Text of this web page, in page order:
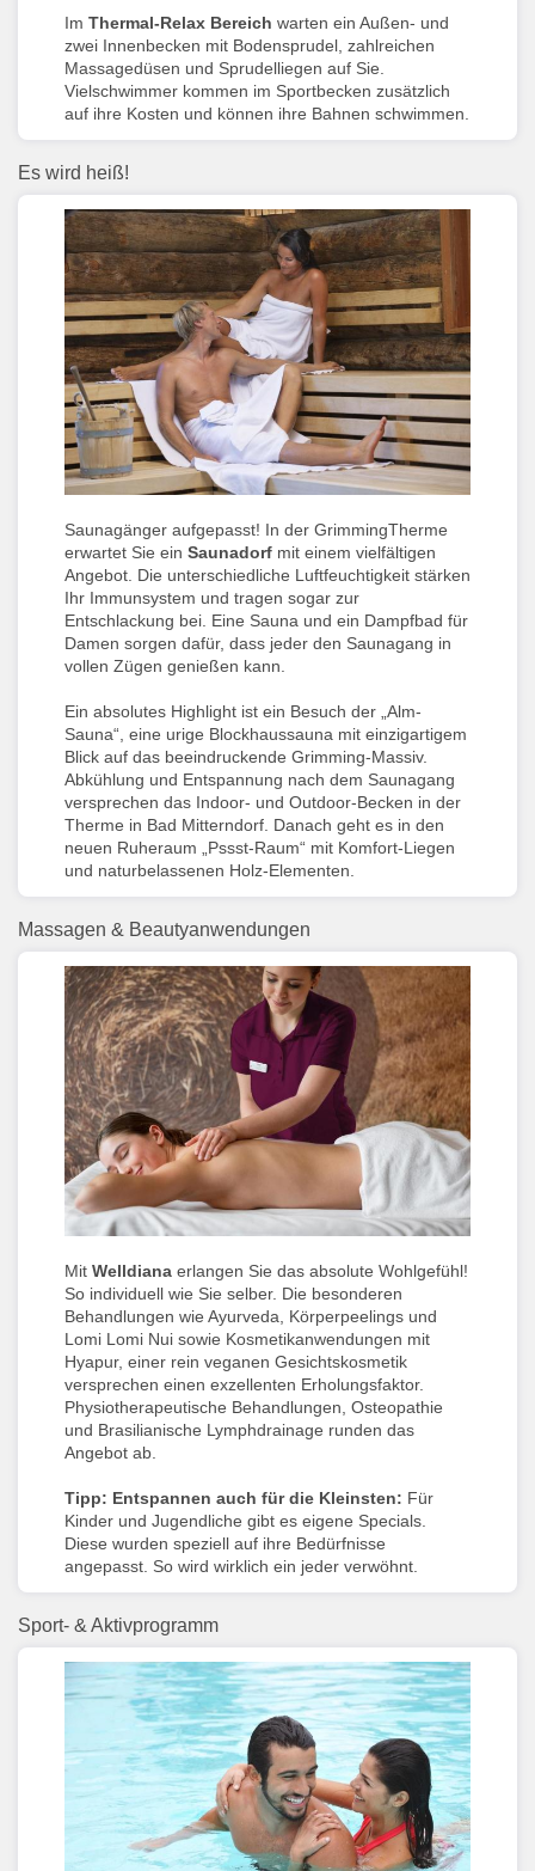
Im Thermal-Relax Bereich warten ein Außen- und
zwei Innenbecken mit Bodensprudel, zahlreichen
Massagedüsen und Sprudelliegen auf Sie.
Vielschwimmer kommen im Sportbecken zusätzlich
auf ihre Kosten und können ihre Bahnen schwimmen.
Es wird heiß!
Saunagänger aufgepasst! In der GrimmingTherme
erwartet Sie ein Saunadorf mit einem vielfältigen
Angebot. Die unterschiedliche Luftfeuchtigkeit stärken
Ihr Immunsystem und tragen sogar zur
Entschlackung bei. Eine Sauna und ein Dampfbad für
Damen sorgen dafür, dass jeder den Saunagang in
vollen Zügen genießen kann.
Ein absolutes Highlight ist ein Besuch der „Alm-
Sauna“, eine urige Blockhaussauna mit einzigartigem
Blick auf das beeindruckende Grimming-Massiv.
Abkühlung und Entspannung nach dem Saunagang
versprechen das Indoor- und Outdoor-Becken in der
Therme in Bad Mitterndorf. Danach geht es in den
neuen Ruheraum „Pssst-Raum“ mit Komfort-Liegen
und naturbelassenen Holz-Elementen.
Massagen & Beautyanwendungen
Mit Welldiana erlangen Sie das absolute Wohlgefühl!
So individuell wie Sie selber. Die besonderen
Behandlungen wie Ayurveda, Körperpeelings und
Lomi Lomi Nui sowie Kosmetikanwendungen mit
Hyapur, einer rein veganen Gesichtskosmetik
versprechen einen exzellenten Erholungsfaktor.
Physiotherapeutische Behandlungen, Osteopathie
und Brasilianische Lymphdrainage runden das
Angebot ab.
Tipp: Entspannen auch für die Kleinsten: Für
Kinder und Jugendliche gibt es eigene Specials.
Diese wurden speziell auf ihre Bedürfnisse
angepasst. So wird wirklich ein jeder verwöhnt.
Sport- & Aktivprogramm